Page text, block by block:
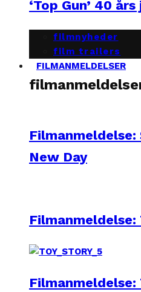
‘Top Gun’ 40
filmnyheder
film trailers
FILMANMELDELSER
New Day
Filmanmeldelse:
Filmanmeldelse: